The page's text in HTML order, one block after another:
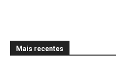
Mais recentes